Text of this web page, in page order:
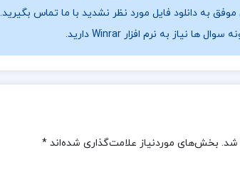
به دانلود فایل مورد نظر نشدید با ما تماس بگیرید.
شد. بخش‌های موردنیاز علامت‌گذاری شده‌اند*